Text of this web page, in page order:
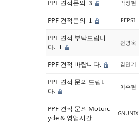
PPF 견적문의 3 박정현
PPF 견적문의 1 PEPSI
PPF 견적 부탁드립니
다. 1
전병욱
PPF 견적 바랍니다. 김민기
PPF 견적 문의 드립니
다.
이주현
PPF 견적 문의 Motorc
ycle & 영업시간
GNUNIX